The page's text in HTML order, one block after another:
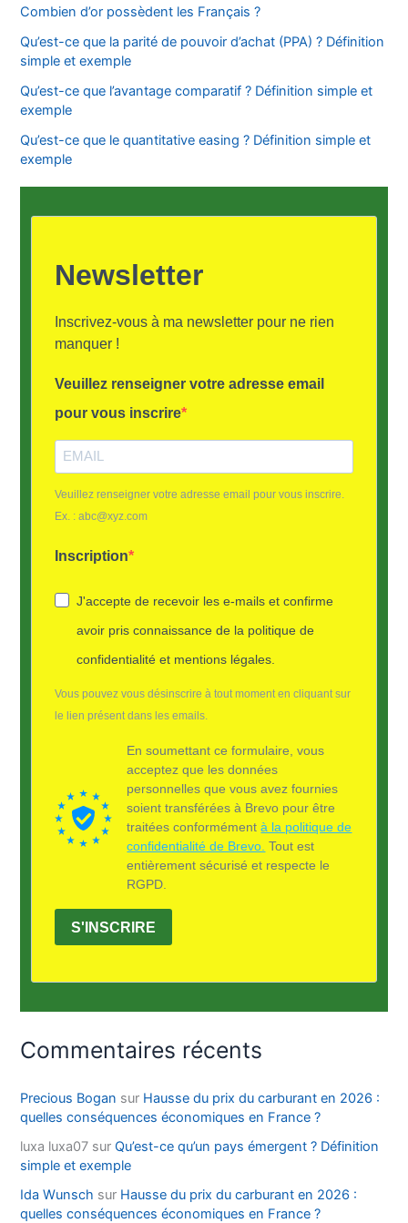
Combien d’or possèdent les Français ?
Qu’est-ce que la parité de pouvoir d’achat (PPA) ? Définition
simple et exemple
Qu’est-ce que l’avantage comparatif ? Définition simple et
exemple
Qu’est-ce que le quantitative easing ? Définition simple et
exemple
Newsletter
Inscrivez-vous à ma newsletter pour ne rien
manquer !
Veuillez renseigner votre adresse email
pour vous inscrire
Veuillez renseigner votre adresse email pour vous inscrire.
Ex. : abc@xyz.com
Inscription
J'accepte de recevoir les e-mails et confirme
avoir pris connaissance de la politique de
confidentialité et mentions légales.
Vous pouvez vous désinscrire à tout moment en cliquant sur
le lien présent dans les emails.
En soumettant ce formulaire, vous
acceptez que les données
personnelles que vous avez fournies
soient transférées à Brevo pour être
traitées conformémentà la politique de
confidentialité de Brevo. Tout est
entièrement sécurisé et respecte le
RGPD.
S'INSCRIRE
Commentaires récents
Precious Bogan sur Hausse du prix du carburant en 2026 :
quelles conséquences économiques en France ?
luxa luxa07 sur Qu’est-ce qu’un pays émergent ? Définition
simple et exemple
Ida Wunsch sur Hausse du prix du carburant en 2026 :
quelles conséquences économiques en France ?